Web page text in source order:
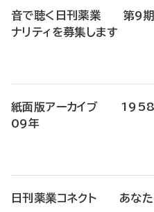
音で聴く日刊薬業 第9期
ナリティを募集します
紙面版アーカイブ
09年
日刊薬業コネクト あなた